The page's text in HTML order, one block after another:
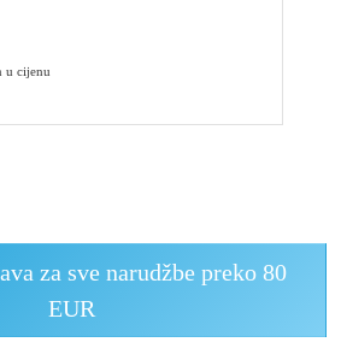
u cijenu
za sve narudžbe preko 80
EUR